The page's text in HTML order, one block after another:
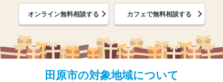
オンライン無料相談する カフェで無料相談する
田原市の対象地域について